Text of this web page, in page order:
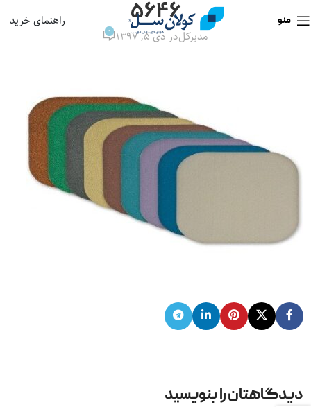
منو راهنمای خرید ۵۶۴۶
مدیرکلدر دی ۵, ۱۳۹۷ 0
دیدگاهتان را بنویسید